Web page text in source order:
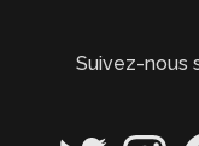
Suivez-nous
Twitter Instagram